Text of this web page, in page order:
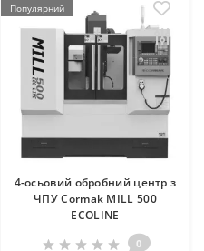
Популярний
4-осьовий обробний центр з
ЧПУ Cormak MILL 500
ECOLINE
0